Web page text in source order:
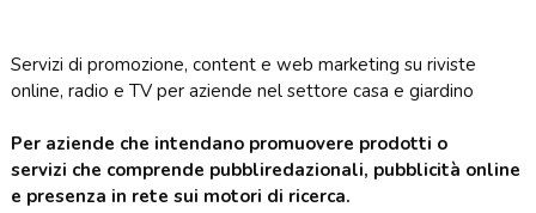
Servizi di promozione, content e web marketing su riviste
online, radio e TV per aziende nel settore casa e giardino
Per aziende che intendano promuovere prodotti o
servizi che comprende pubbliredazionali, pubblicità online
e presenza in rete sui motori di ricerca.